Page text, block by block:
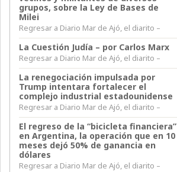
grupos, sobre la Ley de Bases de
Milei
Regresar a Diario Mar de Ajó, el diarito –
La Cuestión Judía – por Carlos Marx
Regresar a Diario Mar de Ajó, el diarito –
La renegociación impulsada por
Trump intentara fortalecer el
complejo industrial estadounidense
Regresar a Diario Mar de Ajó, el diarito –
El regreso de la “bicicleta financiera”
en Argentina, la operación que en 10
meses dejó 50% de ganancia en
dólares
Regresar a Diario Mar de Ajó, el diarito –